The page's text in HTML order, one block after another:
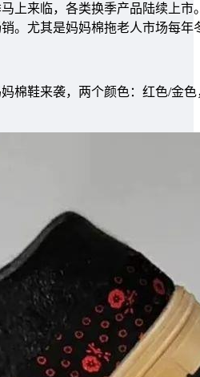
上来临，各类换季产品陆续上
。尤其是妈妈棉拖老人市场每
棉鞋来袭，两个颜色：红色/金